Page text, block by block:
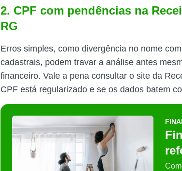
2. CPF com pendências na
RG
Erros simples, como divergência no nome
cadastrais, podem travar a análise antes
financeiro. Vale a pena consultar o site da
CPF está regularizado e se os dados batem